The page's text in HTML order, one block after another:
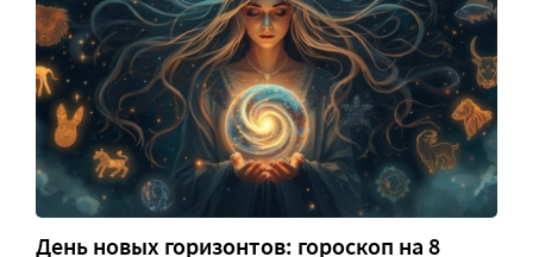
День новых горизонтов: гороскоп на 8